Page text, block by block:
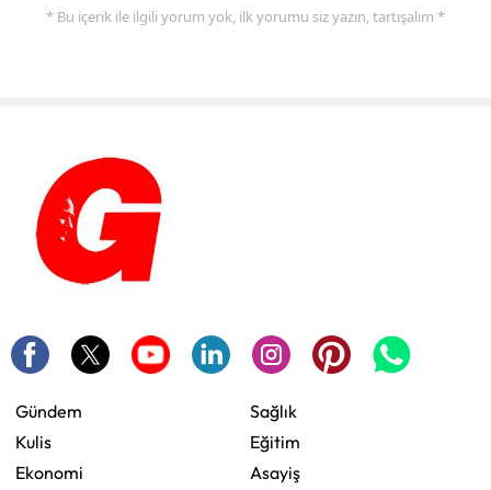
* Bu içerik ile ilgili yorum yok, ilk yorumu siz yazın, tartışalım *
Gündem
Kulis
Ekonomi
Sağlık
Eğitim
Asayiş